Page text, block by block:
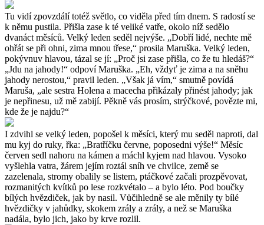
Tu vidí zpovzdálí totéž světlo, co viděla před tím dnem. S radostí se
k němu pustila. Přišla zase k té veliké vatře, okolo níž sedělo
dvanáct měsíců. Velký leden seděl nejvýše. „Dobří lidé, nechte mě
ohřát se při ohni, zima mnou třese,“ prosila Maruška. Velký leden,
pokývnuv hlavou, tázal se jí: „Proč jsi zase přišla, co že tu hledáš?“
„Jdu na jahody!“ odpoví Maruška. „Eh, vždyť je zima a na sněhu
jahody nerostou,“ pravil leden. „Však já vím,“ smutně povídá
Maruša, „ale sestra Holena a macecha přikázaly přinést jahody; jak
je nepřinesu, už mě zabijí. Pěkně vás prosím, strýčkové, povězte mi,
kde že je najdu?“
I zdvihl se velký leden, popošel k měsíci, který mu seděl naproti, dal
mu kyj do ruky, řka: „Bratříčku červne, poposedni výše!“ Měsíc
červen sedl nahoru na kámen a máchl kyjem nad hlavou. Vysoko
vyšlehla vatra, žárem jejím roztál sníh ve chvilce, země se
zazelenala, stromy obalily se listem, ptáčkové začali prozpěvovat,
rozmanitých kvítků po lese rozkvétalo – a bylo léto. Pod boučky
bílých hvězdiček, jak by nasil. Vůčihledně se ale měnily ty bílé
hvězdičky v jahůdky, skokem zrály a zrály, a než se Maruška
nadála, bylo jich, jako by krve rozlil.